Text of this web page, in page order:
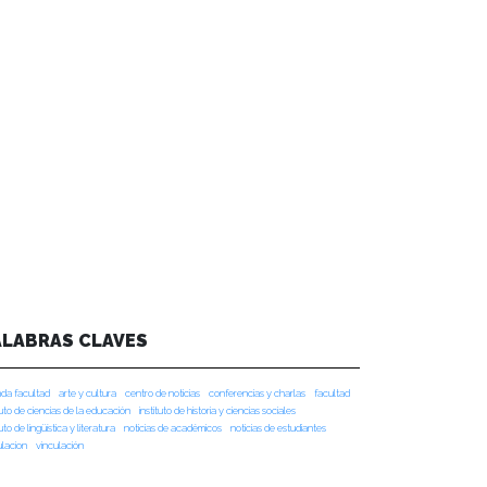
CLAVES
facultad arte y cultura centro de noticias conferencias y charlas
facultad
de ciencias de la educación
instituto de historia y ciencias sociales
de lingüística y literatura
noticias de académicos
noticias de estudiantes
vinculación